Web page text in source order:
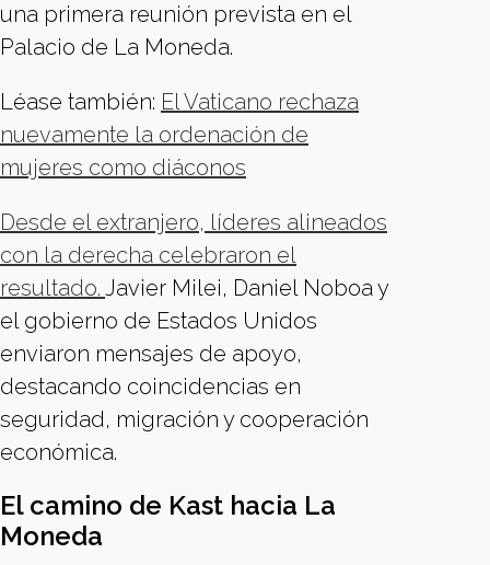
una primera reunión prevista en el
Palacio de La Moneda.
Léase también: El Vaticano rechaza
nuevamente la ordenación de
mujeres como diáconos
Desde el extranjero, líderes alineados
con la derecha celebraron el
resultado. Javier Milei, Daniel Noboa y
el gobierno de Estados Unidos
enviaron mensajes de apoyo,
destacando coincidencias en
seguridad, migración y cooperación
económica.
El camino de Kast hacia La
Moneda